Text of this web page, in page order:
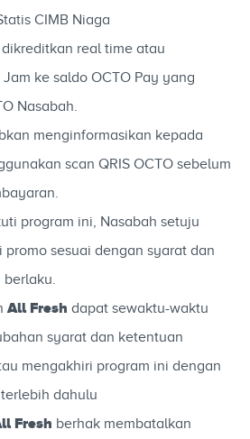
CIMB Niaga
real time atau
Jam ke saldo OCTO Pay yang
Nasabah.
menginformasikan kepada
scan QRIS OCTO sebelum
program ini, Nasabah setuju
promo sesuai dengan syarat dan
All Fresh dapat sewaktu-waktu
syarat dan ketentuan
mengakhiri program ini dengan
dahulu
Fresh berhak membatalkan